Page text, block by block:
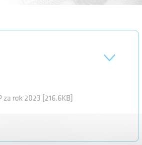
rok 2023 [216.6KB]